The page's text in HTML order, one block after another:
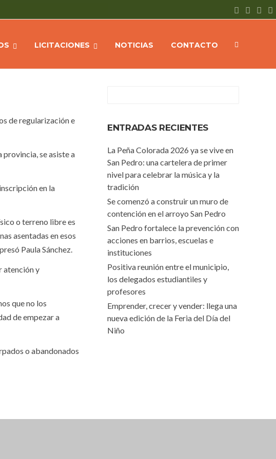
LICITACIONES NOTICIAS CONTACTO
de regularización e
se asiste a
en la
o terreno libre es
asentadas en esos
Paula Sánchez.
atención y
que no los
de empezar a
o abandonados
ENTRADAS RECIENTES
La Peña Colorada 2026 ya se vive en
San Pedro: una cartelera de primer
nivel para celebrar la música y la
tradición
Se comenzó a construir un muro de
contención en el arroyo San Pedro
San Pedro fortalece la prevención con
acciones en barrios, escuelas e
instituciones
Positiva reunión entre el municipio,
los delegados estudiantiles y
profesores
Emprender, crecer y vender: llega una
nueva edición de la Feria del Día del
Niño